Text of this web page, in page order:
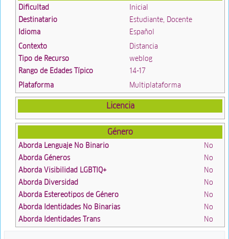
Dificultad
Inicial
Destinatario
Estudiante, Docente
Idioma
Español
Contexto
Distancia
Tipo de Recurso
weblog
Rango de Edades Típico
14-17
Plataforma
Multiplataforma
Licencia
Género
Aborda Lenguaje No Binario
No
Aborda Géneros
No
Aborda Visibilidad LGBTIQ+
No
Aborda Diversidad
No
Aborda Estereotipos de Género
No
Aborda Identidades No Binarias
No
Aborda Identidades Trans
No